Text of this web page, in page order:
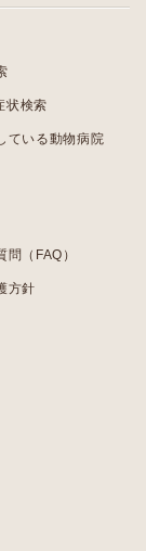
状検索
ている動物病院
問（FAQ）
方針